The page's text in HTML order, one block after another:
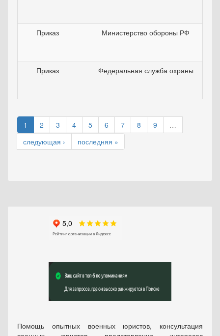
Приказ Министерство обороны РФ
Приказ Федеральная служба охраны
1 2 3 4 5 6 7 8 9
…
следующая ›
последняя »
Помощь опытных военных юристов, консультация